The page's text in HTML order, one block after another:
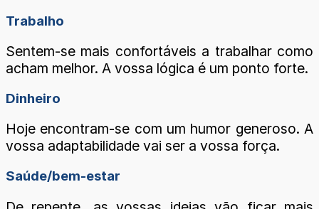
Trabalho
Sentem-se mais confortáveis a trabalhar como
acham melhor. A vossa lógica é um ponto forte.
Dinheiro
Hoje encontram-se com um humor generoso. A
vossa adaptabilidade vai ser a vossa força.
Saúde/bem-estar